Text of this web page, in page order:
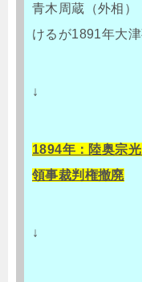
青木周蔵（外相）
けるが1891年大
↓
1894年：陸奥宗
領事裁判権撤廃
↓